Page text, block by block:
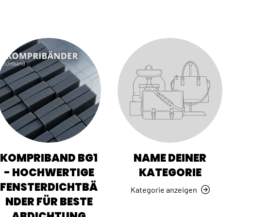
KOMPRIBAND BG1
- HOCHWERTIGE
FENSTERDICHTBÄ
NDER FÜR BESTE
NAME DEINER
KATEGORIE
Kategorie anzeigen